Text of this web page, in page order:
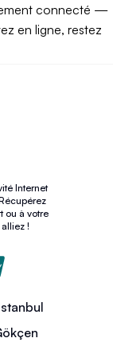
connecté —
en ligne, restez
Internet
ou à votre
!